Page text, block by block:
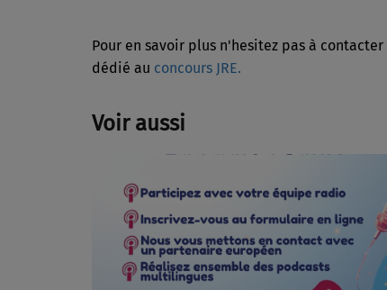
Pour en savoir plus n'hesitez pas à contacter
dédié au concours JRE.
Voir aussi